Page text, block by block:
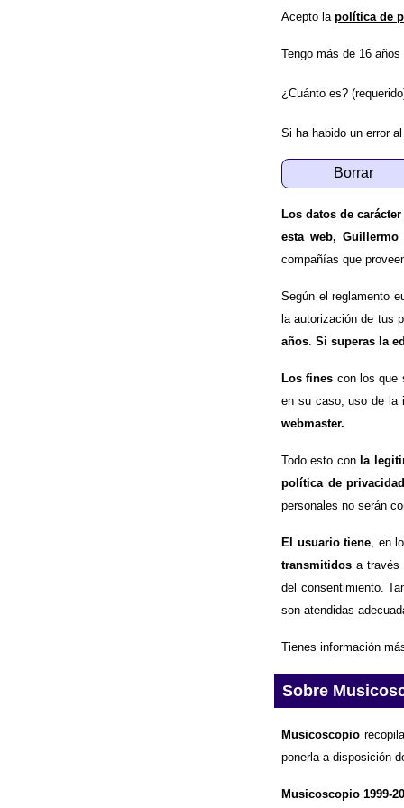
Acepto la política de
Tengo más de 16
¿Cuánto es?
Si ha habido un error
Los datos de carácter
esta web,
compañías que
Según el reglamento
la autorización de tus
años Si superas la
Los fines con los que
en su caso, uso de la
webmaster.
Todo esto con la
política de privacidad
personales no serán
El usuario tiene , en
transmitidos a través
del consentimiento.
son atendidas
Tienes información
Sobre
Musicoscopio
ponerla a disposición
Musicoscopio 1999-